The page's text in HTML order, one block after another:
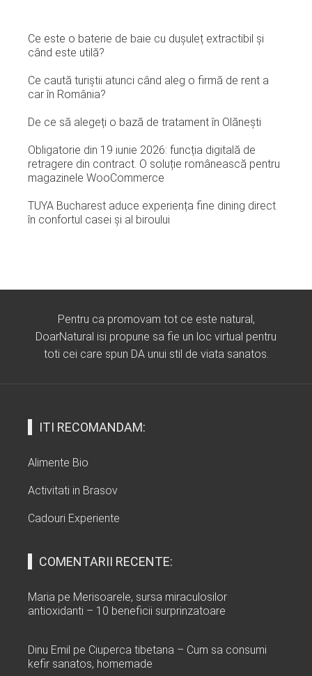
Ce este o baterie de baie cu dușuleț extractibil și
când este utilă?
Ce caută turiștii atunci când aleg o firmă de rent a
car în România?
De ce să alegeți o bază de tratament în Olănești
Obligatorie din 19 iunie 2026: funcția digitală de
retragere din contract. O soluție românească pentru
magazinele WooCommerce
TUYA Bucharest aduce experiența fine dining direct
în confortul casei și al biroului
Pentru ca promovam tot ce este natural,
DoarNatural isi propune sa fie un loc virtual pentru
toti cei care spun DA unui stil de viata sanatos.
ITI RECOMANDAM:
Alimente Bio
Activitati in Brasov
Cadouri Experiente
COMENTARII RECENTE:
Maria pe Merisoarele, sursa miraculosilor
antioxidanti – 10 beneficii surprinzatoare
Dinu Emil pe Ciuperca tibetana – Cum sa consumi
kefir sanatos, homemade